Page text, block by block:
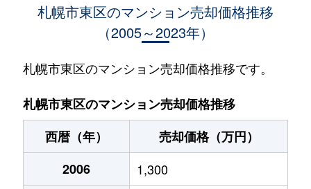
3,700万円 東区役所前
北６条東
3,400万円 東区役所前
北７条東
4,900万円 札幌(ＪＲ)
北７条東
3,500万円 東区役所前
北８条東
1,200万円
札幌市東区のマンション売却価格推移
（2005～2023年）
札幌市東区のマンション売却価格推移です。
札幌市東区のマンション売却価格推移
西暦（年）
売却価格（万円）
2006
1,300